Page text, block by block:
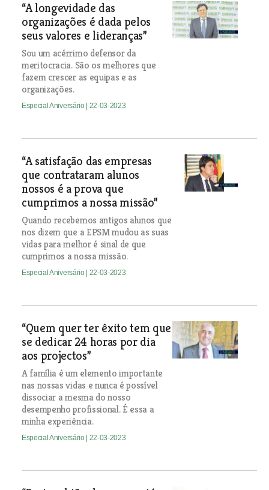
“A longevidade das
organizações é dada pelos
seus valores e lideranças”
Sou um acérrimo defensor da
meritocracia. São os melhores que
fazem crescer as equipas e as
organizações.
Especial Aniversário | 22-03-2023
“A satisfação das empresas
que contrataram alunos
nossos é a prova que
cumprimos a nossa missão”
Quando recebemos antigos alunos que
nos dizem que a EPSM mudou as suas
vidas para melhor é sinal de que
cumprimos a nossa missão.
Especial Aniversário | 22-03-2023
“Quem quer ter êxito tem que
se dedicar 24 horas por dia
aos projectos”
A família é um elemento importante
nas nossas vidas e nunca é possível
dissociar a mesma do nosso
desempenho profissional. É essa a
minha experiência.
Especial Aniversário | 22-03-2023